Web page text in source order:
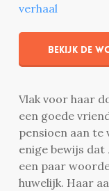
verhaal
Bekijk de
Vlak voor haar
een goede
pensioen aan te
enige bewijs dat
een paar
huwelijk. Haar